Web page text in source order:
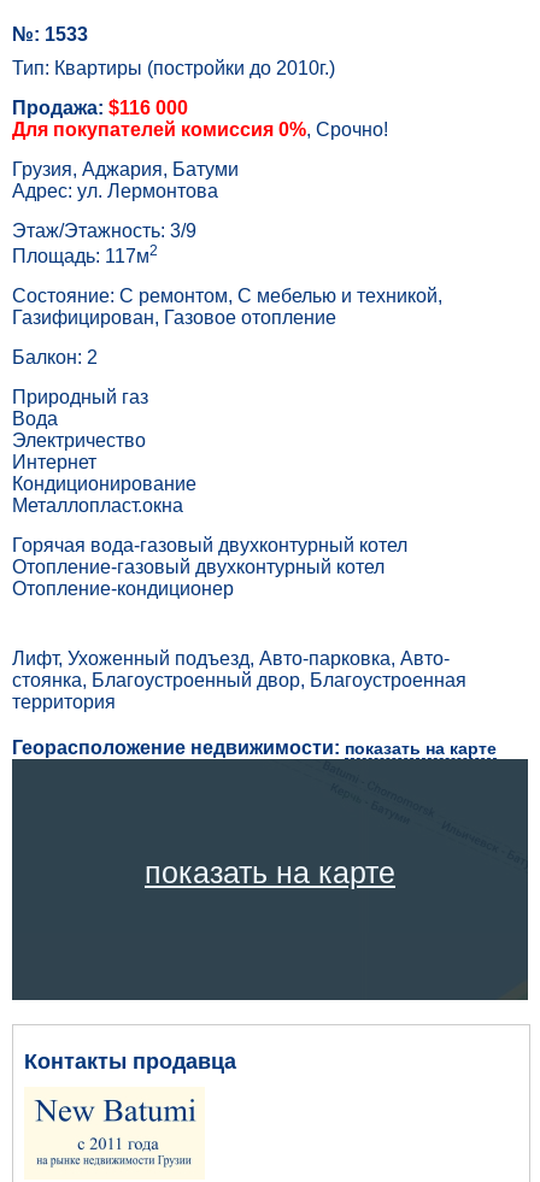
№: 1533
Тип: Квартиры (постройки до 2010г.)
Продажа: $116 000
Для покупателей комиссия 0%, Срочно!
Грузия, Аджария, Батуми
Адрес: ул. Лермонтова
Этаж/Этажность: 3/9
Площадь: 117м2
Состояние: С ремонтом, С мебелью и техникой,
Газифицирован, Газовое отопление
Балкон: 2
Природный газ
Вода
Электричество
Интернет
Кондиционирование
Металлопласт.окна
Горячая вода-газовый двухконтурный котел
Отопление-газовый двухконтурный котел
Отопление-кондиционер
Лифт, Ухоженный подъезд, Авто-парковка, Авто-
стоянка, Благоустроенный двор, Благоустроенная
территория
Георасположение недвижимости: показать на карте
показать на карте
Контакты продавца